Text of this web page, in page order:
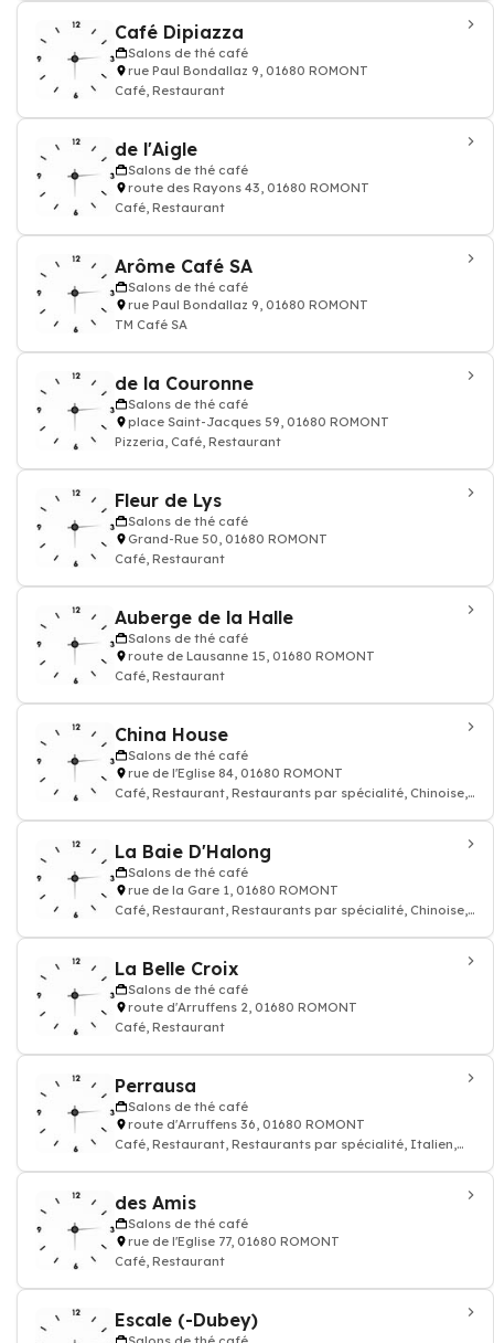
Café Dipiazza
Salons de thé café
rue Paul Bondallaz 9, 01680 ROMONT
Café, Restaurant
de l'Aigle
Salons de thé café
route des Rayons 43, 01680 ROMONT
Café, Restaurant
Arôme Café SA
Salons de thé café
rue Paul Bondallaz 9, 01680 ROMONT
TM Café SA
de la Couronne
Salons de thé café
place Saint-Jacques 59, 01680 ROMONT
Pizzeria, Café, Restaurant
Fleur de Lys
Salons de thé café
Grand-Rue 50, 01680 ROMONT
Café, Restaurant
Auberge de la Halle
Salons de thé café
route de Lausanne 15, 01680 ROMONT
Café, Restaurant
China House
Salons de thé café
rue de l'Eglise 84, 01680 ROMONT
Café, Restaurant, Restaurants par spécialité, Chinoise,
La Baie D'Halong
Salons de thé café
rue de la Gare 1, 01680 ROMONT
Café, Restaurant, Restaurants par spécialité, Chinoise,
La Belle Croix
Salons de thé café
route d'Arruffens 2, 01680 ROMONT
Café, Restaurant
Perrausa
Salons de thé café
route d'Arruffens 36, 01680 ROMONT
Café, Restaurant, Restaurants par spécialité, Italien,
des Amis
Salons de thé café
rue de l'Eglise 77, 01680 ROMONT
Café, Restaurant
Escale (-Dubey)